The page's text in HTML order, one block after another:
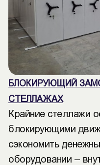
БЛОКИРУЮЩИЙ
СТЕЛЛАЖАХ
Крайние стеллажи
блокирующими
сэкономить
оборудовании –